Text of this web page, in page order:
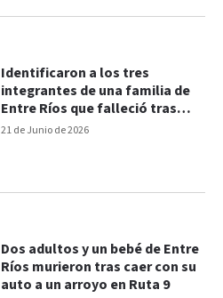
21 de Junio de 2026
Identificaron a los tres
integrantes de una familia de
Entre Ríos que falleció tras
accidente en Ruta 9
Dos adultos y un bebé de Entre
Ríos murieron tras caer con su
auto a un arroyo en Ruta 9